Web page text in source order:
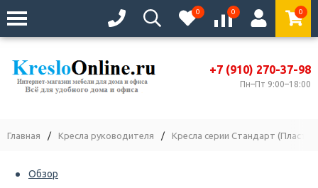
0 0 0
+7 (910) 270-37-98
Пн–Пт 9:00–18:00
Главная / Кресла руководителя / Кресла серии Стандарт
Обзор